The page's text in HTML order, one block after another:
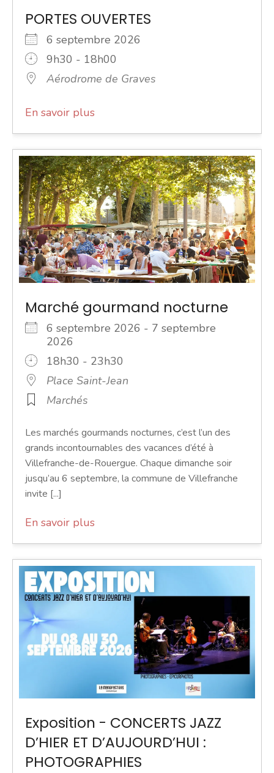
PORTES OUVERTES
6 septembre 2026
9h30 - 18h00
Aérodrome de Graves
En savoir plus
Marché gourmand nocturne
6 septembre 2026 - 7 septembre
2026
18h30 - 23h30
Place Saint-Jean
Marchés
Les marchés gourmands nocturnes, c’est l’un des
grands incontournables des vacances d’été à
Villefranche-de-Rouergue. Chaque dimanche soir
jusqu’au 6 septembre, la commune de Villefranche
invite [...]
En savoir plus
Exposition - CONCERTS JAZZ
D’HIER ET D’AUJOURD’HUI :
PHOTOGRAPHIES